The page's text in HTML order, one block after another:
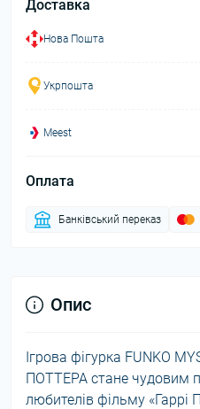
Доставка
Нова Пошта
Укрпошта
Meest
Оплата
Банківський переказ
Опис
Ігрова фігурка FUNKO
ПОТТЕРА стане чудовим
любителів фільму «Гаррі